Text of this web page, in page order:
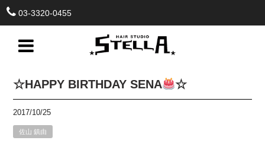
03-3320-0455
☆HAPPY BIRTHDAY SENA ☆
2017/10/25
佐山 鎮由